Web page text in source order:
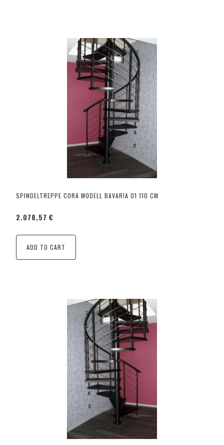
SPINDELTREPPE CORA MODELL BAVARIA 01 110 CM
2.078,57 €
ADD TO CART